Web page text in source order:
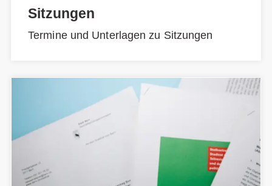
Sitzungen
Termine und Unterlagen zu Sitzungen